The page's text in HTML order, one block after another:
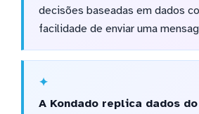
decisões baseadas em dados
facilidade de enviar uma
A Kondado replica dados